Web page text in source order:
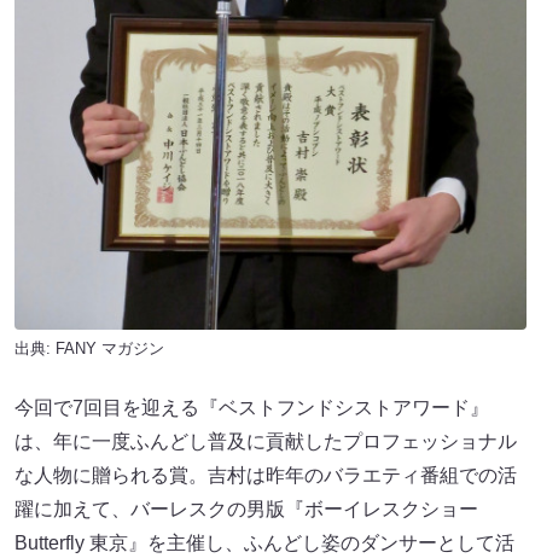
出典: FANY マガジン
今回で7回目を迎える『ベストフンドシストアワード』
は、年に一度ふんどし普及に貢献したプロフェッショナル
な人物に贈られる賞。吉村は昨年のバラエティ番組での活
躍に加えて、バーレスクの男版『ボーイレスクショー
Butterfly 東京』を主催し、ふんどし姿のダンサーとして活